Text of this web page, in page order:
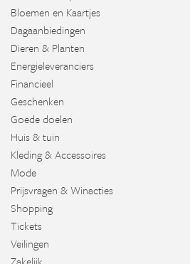
Bloemen en Kaartjes
Dagaanbiedingen
Dieren & Planten
Energieleveranciers
Financieel
Geschenken
Goede doelen
Huis & tuin
Kleding & Accessoires
Mode
Prijsvragen & Winacties
Shopping
Tickets
Veilingen